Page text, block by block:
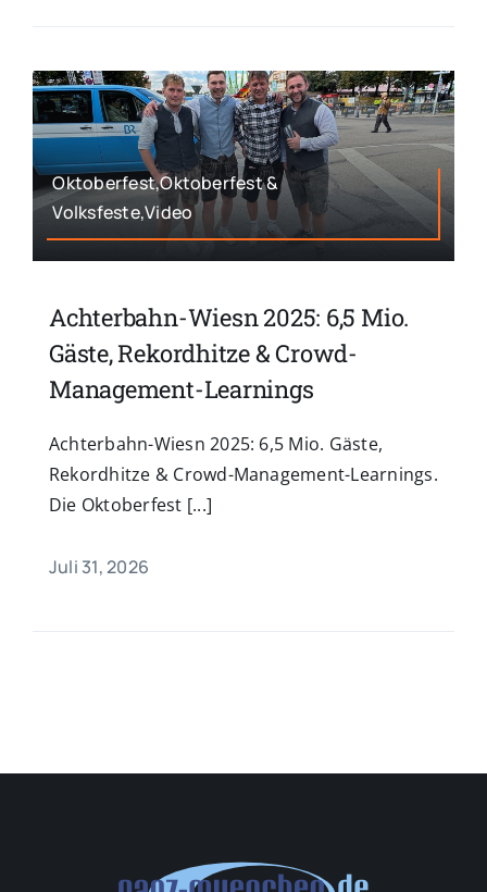
Oktoberfest,Oktoberfest &
Volksfeste,Video
Achterbahn-Wiesn 2025: 6,5 Mio.
Gäste, Rekordhitze & Crowd-
Management-Learnings
Achterbahn-Wiesn 2025: 6,5 Mio. Gäste,
Rekordhitze & Crowd-Management-Learnings.
Die Oktoberfest [...]
Juli 31, 2026